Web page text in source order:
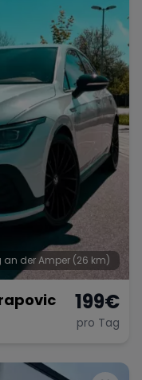
an der Amper (26 km)
199€
pro Tag